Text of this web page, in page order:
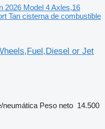
2026 Model 4 Axles,16
Tan cisterna de combustible
or Jet
neumática Peso neto 14.500